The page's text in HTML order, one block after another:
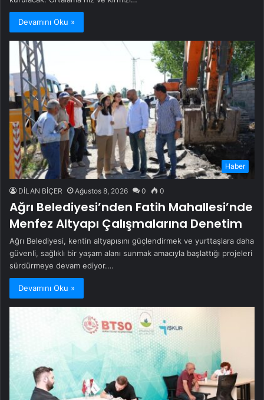
Devamını Oku »
Haber
DİLAN BİÇER Ağustos 8, 2026 0 0
Ağrı Belediyesi’nden Fatih Mahallesi’nde
Menfez Altyapı Çalışmalarına Denetim
Ağrı Belediyesi, kentin altyapısını güçlendirmek ve yurttaşlara daha
güvenli, sağlıklı bir yaşam alanı sunmak amacıyla başlattığı projeleri
sürdürmeye devam ediyor.…
Devamını Oku »